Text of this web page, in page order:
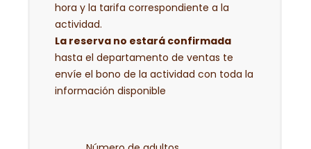
hora y la tarifa correspondiente a la
actividad.
La reserva no estará confirmada
hasta el departamento de ventas te
envíe el bono de la actividad con toda la
información disponible